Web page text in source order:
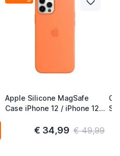
Apple Silicone MagSafe
Case iPhone 12 / iPhone 12
€ 34,99 € 49,99